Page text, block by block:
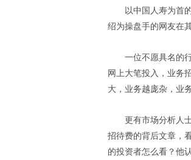
以中国人寿为首
绍为操盘手的网友在
一位不愿具名的
网上大笔投入，业务
大，业务越庞杂，业
更有市场分析人
招待费的背后文章，
的投资者怎么看？他